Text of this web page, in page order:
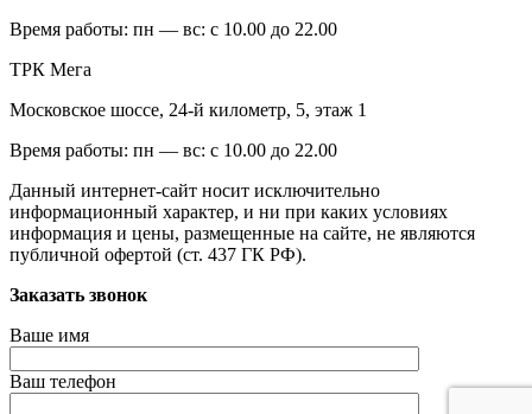
Время работы: пн — вс: с 10.00 до 22.00
ТРК Мега
Московское шоссе, 24-й километр, 5, этаж 1
Время работы: пн — вс: с 10.00 до 22.00
Данный интернет-сайт носит исключительно
информационный характер, и ни при каких условиях
информация и цены, размещенные на сайте, не являются
публичной офертой (ст. 437 ГК РФ).
Заказать звонок
Ваше имя
Ваш телефон